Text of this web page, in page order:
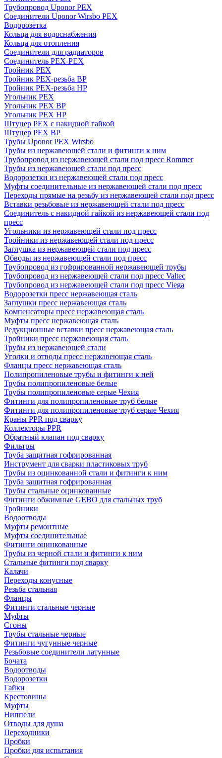
Трубопровод Uponor PEX
Соединители Uponor Wirsbo PEX
Водорозетка
Кольца для водоснабжения
Кольца для отопления
Соединители для радиаторов
Соединитель PEX-PEX
Тройник PEX
Тройник PEX-резьба ВР
Тройник PEX-резьба НР
Угольник PEX
Угольник PEX ВР
Угольник PEX НР
Штуцер PEX c накидной гайкой
Штуцер PEX ВР
Трубы Uponor PEX Wirsbo
Трубы из нержавеющей стали и фитинги к ним
Трубопровод из нержавеющей стали под пресс Rommer
Трубы из нержавеющей стали под пресс
Водорозетки из нержавеющей стали под пресс
Муфты соединительные из нержавеющей стали под пресс
Переходы прямые на резьбу из нержавеющей стали под пресс
Вставки резьбовые из нержавеющей стали под пресс
Соединитель с накидной гайкой из нержавеющей стали под
пресс
Угольники из нержавеющей стали под пресс
Тройники из нержавеющей стали под пресс
Заглушка из нержавеющей стали под пресс
Обводы из нержавеющей стали под пресс
Трубопровод из гофрированной нержавеющей трубы
Трубопровод из нержавеющей стали под пресс Valtec
Трубопровод из нержавеющей стали под пресс Viega
Водорозетки пресс нержавеющая сталь
Заглушки пресс нержавеющая сталь
Компенсаторы пресс нержавеющая сталь
Муфты пресс нержавеющая сталь
Редукционные вставки пресс нержавеющая сталь
Тройники пресс нержавеющая сталь
Трубы из нержавеющей стали
Уголки и отводы пресс нержавеющая сталь
Фланцы пресс нержавеющая сталь
Полипропиленовые трубы и фитинги к ней
Трубы полипропиленовые белые
Трубы полипропиленовые серые Чехия
Фитинги для полипропиленовые труб белые
Фитинги для полипропиленовые труб серые Чехия
Краны PPR под сварку
Коллекторы PPR
Обратный клапан под сварку
Фильтры
Труба защитная гофрированная
Инструмент для сварки пластиковых труб
Трубы из оцинкованной стали и фитинги к ним
Труба защитная гофрированная
Трубы стальные оцинкованные
Фитинги обжимные GEBO для стальных труб
Тройники
Водоотводы
Муфты ремонтные
Муфты соединительные
Фитинги оцинкованные
Трубы из черной стали и фитинги к ним
Стальные фитинги под сварку
Калачи
Переходы конусные
Резьба стальная
Фланцы
Фитинги стальные черные
Муфты
Сгоны
Трубы стальные черные
Фитинги чугунные черные
Резьбовые соединители латунные
Бочата
Водоотводы
Водорозетки
Гайки
Крестовины
Муфты
Ниппели
Отводы для душа
Переходники
Пробки
Пробки для испытания